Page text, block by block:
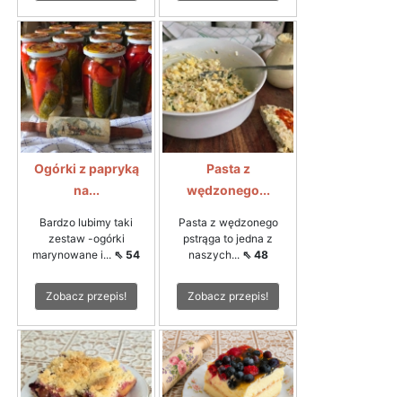
Ogórki z papryką
na...
Bardzo lubimy taki
zestaw -ogórki
marynowane i... ⇖ 54
Zobacz przepis!
Pasta z
wędzonego...
Pasta z wędzonego
pstrąga to jedna z
naszych... ⇖ 48
Zobacz przepis!